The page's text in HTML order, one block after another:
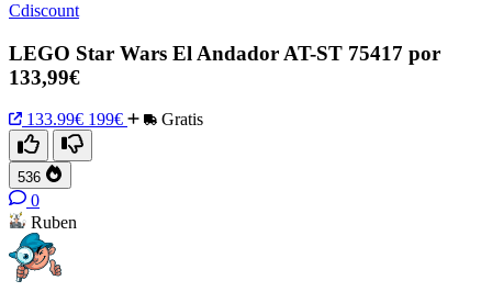
Cdiscount
LEGO Star Wars El Andador AT-ST 75417 por
133,99€
133.99€ 199€ Gratis
536
0
Ruben